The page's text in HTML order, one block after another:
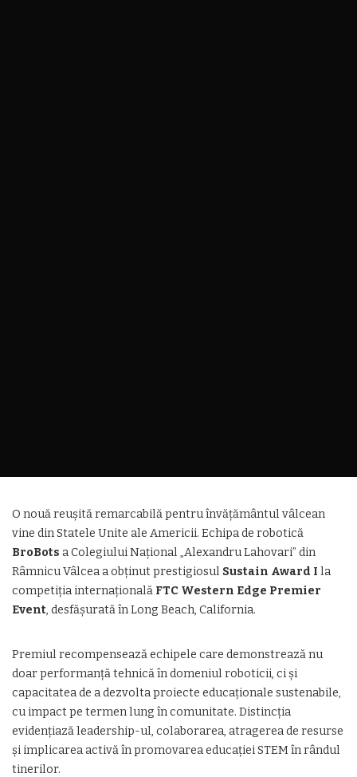
O nouă reușită remarcabilă pentru învățământul vâlcean
vine din Statele Unite ale Americii. Echipa de robotică
BroBots a Colegiului Național „Alexandru Lahovari” din
Râmnicu Vâlcea a obținut prestigiosul Sustain Award I la
competiția internațională FTC Western Edge Premier
Event, desfășurată în Long Beach, California.
Premiul recompensează echipele care demonstrează nu
doar performanță tehnică în domeniul roboticii, ci și
capacitatea de a dezvolta proiecte educaționale sustenabile,
cu impact pe termen lung în comunitate. Distincția
evidențiază leadership-ul, colaborarea, atragerea de resurse
și implicarea activă în promovarea educației STEM în rândul
tinerilor.